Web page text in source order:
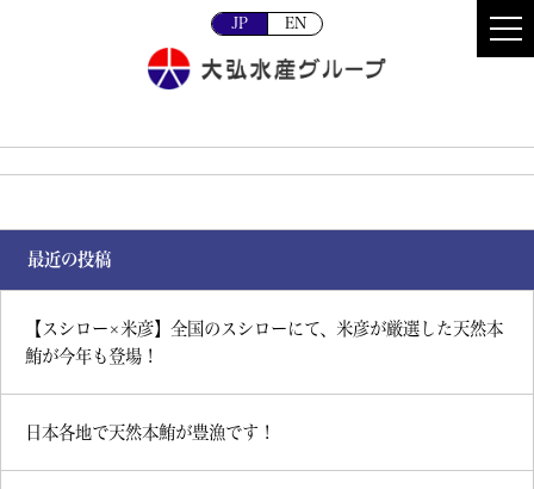
JP EN
最近の投稿
【スシロー×米彦】全国のスシローにて、米彦が厳選した天然本
鮪が今年も登場！
日本各地で天然本鮪が豊漁です！